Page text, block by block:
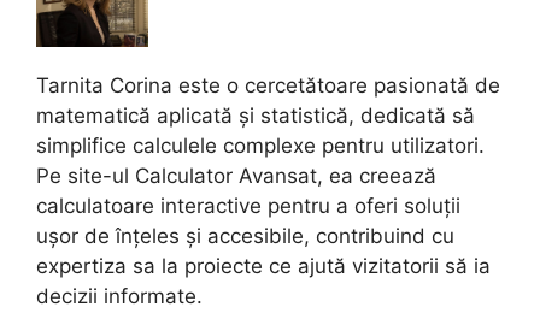
Tarnita Corina este o cercetătoare pasionată de
matematică aplicată și statistică, dedicată să
simplifice calculele complexe pentru utilizatori.
Pe site-ul Calculator Avansat, ea creează
calculatoare interactive pentru a oferi soluții
ușor de înțeles și accesibile, contribuind cu
expertiza sa la proiecte ce ajută vizitatorii să ia
decizii informate.